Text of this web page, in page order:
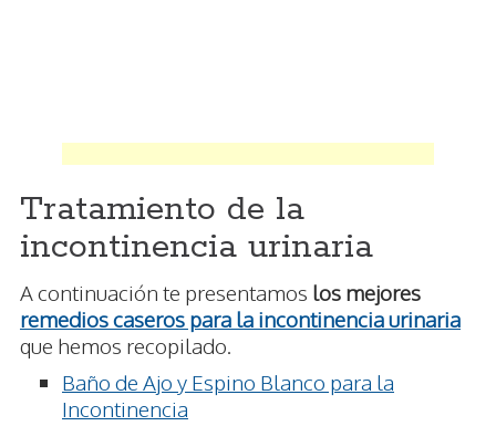
Tratamiento de la
incontinencia urinaria
A continuación te presentamos los mejores
remedios caseros para la incontinencia urinaria
que hemos recopilado.
Baño de Ajo y Espino Blanco para la
Incontinencia